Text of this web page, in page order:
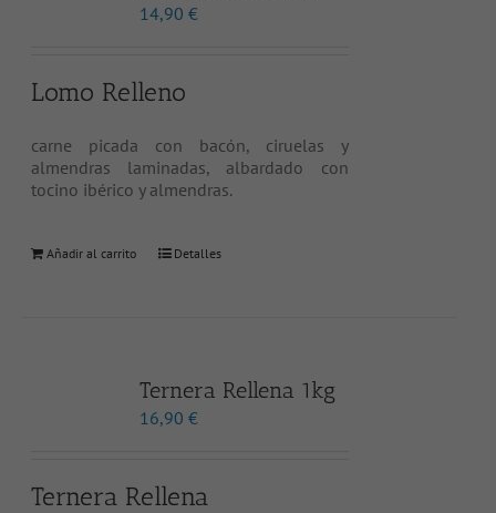
14,90€
Lomo Relleno
carne picada con bacón, ciruelas y
almendras laminadas, albardado con
tocino ibérico y almendras.
Añadir al carrito Detalles
Ternera Rellena 1kg
16,90€
Ternera Rellena